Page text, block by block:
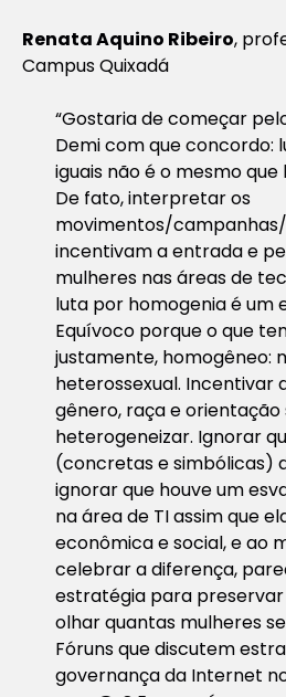
Renata Aquino Ribeiro,
Campus Quixadá
“Gostaria de começar
Demi com que concordo:
iguais não é o mesmo
De fato, interpretar os
movimentos/
incentivam a entrada e
mulheres nas áreas de
luta por homogenia é um
Equívoco porque o que
justamente, homogêneo:
heterossexual. Incentivar
gênero, raça e orientação
heterogeneizar. Ignorar
(concretas e simbólicas)
ignorar que houve um
na área de TI assim que
econômica e social, e ao
celebrar a diferença,
estratégia para preservar
olhar quantas mulheres
Fóruns que discutem
governança da Internet